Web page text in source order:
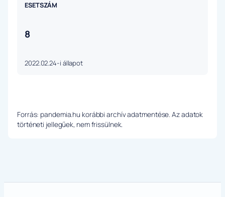
ESETSZÁM
8
2022.02.24-i állapot
Forrás: pandemia.hu korábbi archív adatmentése. Az adatok
történeti jellegűek, nem frissülnek.